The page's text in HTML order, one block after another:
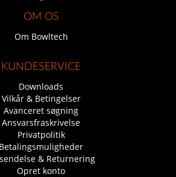
OM OS
Om Bowltech
KUNDESERVICE
Downloads
Vilkår & Betingelser
Avanceret søgning
Ansvarsfraskrivelse
Privatpolitik
Betalingsmuligheder
& Returnering
Opret konto